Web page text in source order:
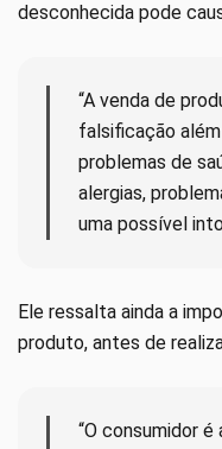
desconhecida pode
“A venda de
falsificação
problemas de
alergias,
uma possível
Ele ressalta ainda a
produto, antes de
“O consumidor